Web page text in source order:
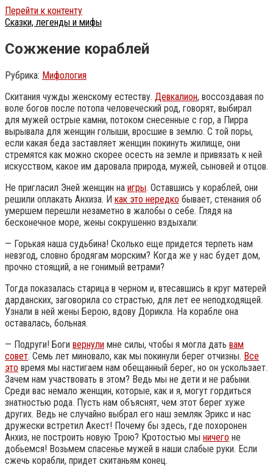
Перейти к контенту
Сказки, легенды и мифы
Сожжение кораблей
Рубрика: Мифология
Скитания чужды женскому естеству. Девкалион, воссоздавая по
воле богов после потопа человеческий род, говорят, выбирал
для мужей острые камни, потоком снесенные с гор, а Пирра
вырывала для женщин голыши, вросшие в землю. С той поры,
если какая беда заставляет женщин покинуть жилище, они
стремятся как можно скорее осесть на земле и привязать к ней
искусством, какое им даровала природа, мужей, сыновей и отцов.
Не пригласил Эней женщин на игры. Оставшись у кораблей, они
решили оплакать Анхиза. И как это нередко бывает, стенания об
умершем перешли незаметно в жалобы о себе. Глядя на
бесконечное море, жены сокрушенно вздыхали:
— Горькая наша судьбина! Сколько еще придется терпеть нам
невзгод, словно бродягам морским? Когда же у нас будет дом,
прочно стоящий, а не гонимый ветрами?
Тогда показалась старица в черном и, втесавшись в круг матерей
дарданских, заговорила со страстью, для лет ее неподходящей.
Узнали в ней жены Берою, вдову Дорикла. На корабле она
оставалась, больная.
— Подруги! Боги вернули мне силы, чтобы я могла дать вам
совет. Семь лет миновало, как мы покинули берег отчизны. Все
это время мы настигаем нам обещанный берег, но он ускользает.
Зачем нам участвовать в этом? Ведь мы не дети и не рабыни.
Среди вас немало женщин, которые, как и я, могут гордиться
знатностью рода. Пусть нам объяснят, чем этот берег хуже
других. Ведь не случайно выбрал его наш земляк Эрикс и нас
дружески встретил Акест! Почему бы здесь, где похоронен
Анхиз, не построить новую Трою? Кротостью мы ничего не
добьемся! Возьмем спасенье мужей в наши слабые руки. Если
сжечь корабли, придет скитаньям конец.